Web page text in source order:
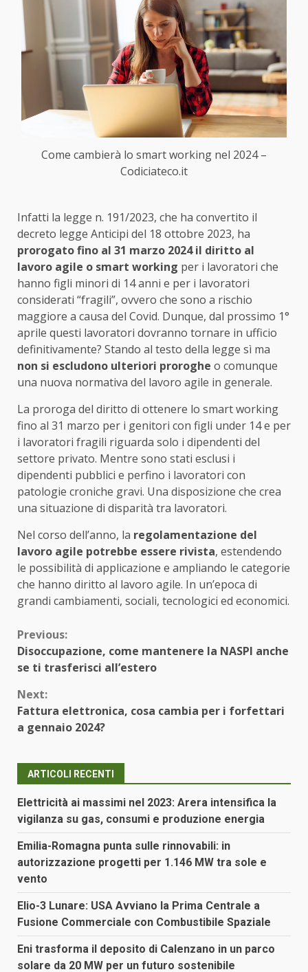
Come cambierà lo smart working nel 2024 –
Codiciateco.it
Infatti la legge n. 191/2023, che ha convertito il
decreto legge Anticipi del 18 ottobre 2023, ha
prorogato fino al 31 marzo 2024 il diritto al
lavoro agile o smart working per i lavoratori che
hanno figli minori di 14 anni e per i lavoratori
considerati “fragili”, ovvero che sono a rischio
maggiore a causa del Covid. Dunque, dal prossimo 1°
aprile questi lavoratori dovranno tornare in ufficio
definitivamente? Stando al testo della legge sì ma
non si escludono ulteriori proroghe o comunque
una nuova normativa del lavoro agile in generale.
La proroga del diritto di ottenere lo smart working
fino al 31 marzo per i genitori con figli under 14 e per
i lavoratori fragili riguarda solo i dipendenti del
settore privato. Mentre sono stati esclusi i
dipendenti pubblici e perfino i lavoratori con
patologie croniche gravi. Una disposizione che crea
una situazione di disparità tra lavoratori.
Nel corso dell’anno, la regolamentazione del
lavoro agile potrebbe essere rivista, estendendo
le possibilità di applicazione e ampliando le categorie
che hanno diritto al lavoro agile. In un’epoca di
grandi cambiamenti, sociali, tecnologici ed economici.
Continue
Reading
Previous:
Disoccupazione, come mantenere la NASPI anche
se ti trasferisci all’estero
Next:
Fattura elettronica, cosa cambia per i forfettari
a gennaio 2024?
ARTICOLI RECENTI
Elettricità ai massimi nel 2023: Arera intensifica la
vigilanza su gas, consumi e produzione energia
Emilia-Romagna punta sulle rinnovabili: in
autorizzazione progetti per 1.146 MW tra sole e
vento
Elio-3 Lunare: USA Avviano la Prima Centrale a
Fusione Commerciale con Combustibile Spaziale
Eni trasforma il deposito di Calenzano in un parco
solare da 20 MW per un futuro sostenibile